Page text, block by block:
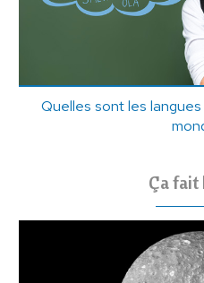
Quelles sont les
Ça fait